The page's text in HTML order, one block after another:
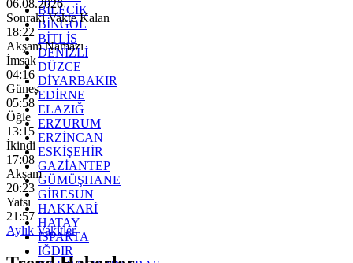
BİLECİK
BİNGÖL
BİTLİS
DENİZLİ
DÜZCE
DİYARBAKIR
EDİRNE
ELAZIĞ
ERZURUM
ERZİNCAN
ESKİŞEHİR
GAZİANTEP
GÜMÜŞHANE
GİRESUN
HAKKARİ
HATAY
ISPARTA
IĞDIR
06.08.2026
Sonraki Vakte Kalan
18:20
Akşam Namazı
İmsak
04:16
Güneş
05:58
Öğle
13:15
İkindi
17:08
Akşam
20:23
Yatsı
21:57
Aylık Vakitler